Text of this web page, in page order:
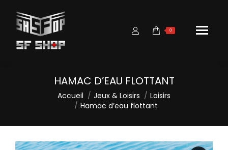
0
HAMAC D’EAU FLOTTANT
Vous êtes ici :Accueil Jeux & Loisirs
Loisirs
Hamac d’eau flottant